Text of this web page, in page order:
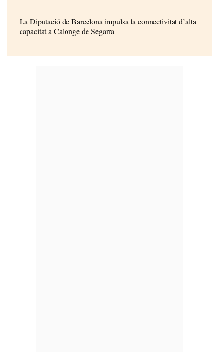
La Diputació de Barcelona impulsa la connectivitat d’alta
capacitat a Calonge de Segarra